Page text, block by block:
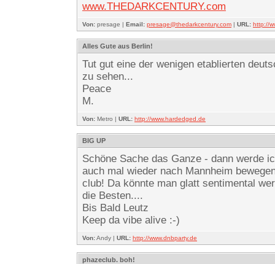
www.THEDARKCENTURY.com
Von: presage | Email: presage@thedarkcentury.com | URL: http://
Alles Gute aus Berlin!
Tut gut eine der wenigen etablierten
zu sehen...
Peace
M.
Von: Metro | URL: http://www.hardedged.de
BIG UP
Schöne Sache das Ganze - dann werde
auch mal wieder nach Mannheim
club! Da könnte man glatt sentimental
die Besten....
Bis Bald Leutz
Keep da vibe alive :-)
Von:Andy | URL: http://www.dnbparty.de
phazeclub. boh!